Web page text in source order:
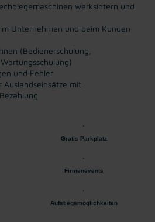
werksintern und
Unternehmen und beim Kunden
(Bedienerschulung,
und Fehler
mit
Gratis Parkplatz
Firmenevents
Aufstiegsmöglichkeiten